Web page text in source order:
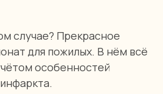
случае? Прекрасное
для пожилых. В нём всё
особенностей